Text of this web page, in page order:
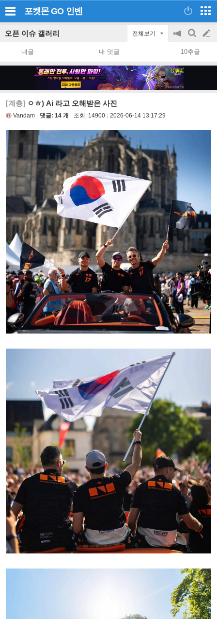
포켓몬 GO 인벤
오픈 이슈 갤러리 전체보기
공
지
on/off
검
색
글
쓰
내글 내 댓글 10추글
[계층] ㅇㅎ) Ai 라고 오해받은 사진
Vandam 댓글: 14 개 조회: 14900 2026-06-14 13:17:29